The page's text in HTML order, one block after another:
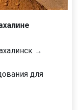
→
для